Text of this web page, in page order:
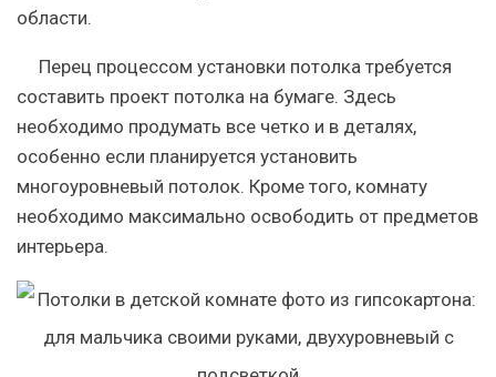
области.
Перец процессом установки потолка требуется
составить проект потолка на бумаге. Здесь
необходимо продумать все четко и в деталях,
особенно если планируется установить
многоуровневый потолок. Кроме того, комнату
необходимо максимально освободить от предметов
интерьера.